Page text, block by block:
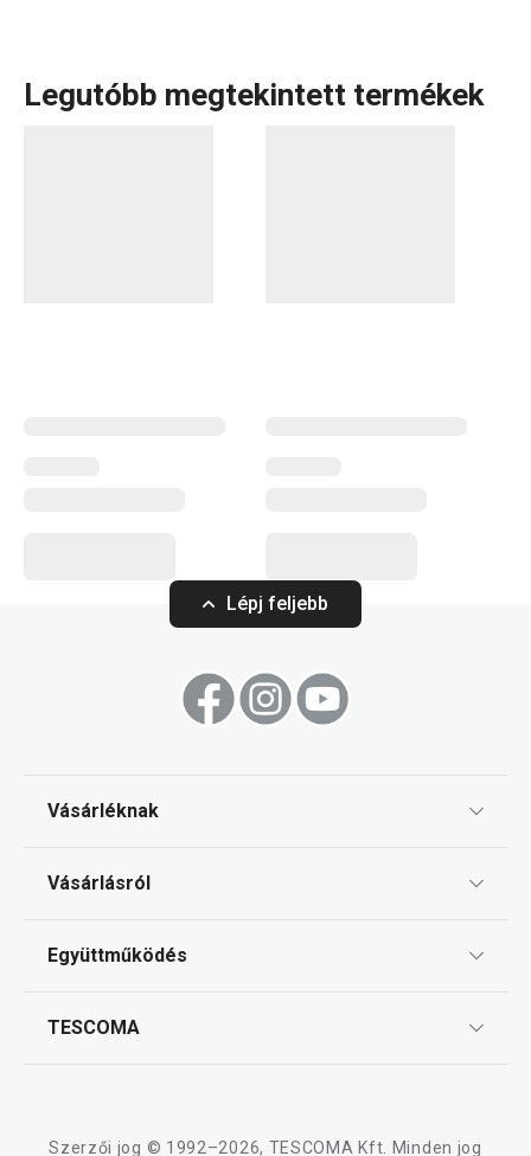
Legutóbb megtekintett termékek
Lépj feljebb
Vásárléknak
Gyakori kérdések
Vásárlásról
Reklamáció és termékvisszaküldés
Együttműködés
TESCOMA
Szerzői jog © 1992–2026, TESCOMA Kft. Minden jog